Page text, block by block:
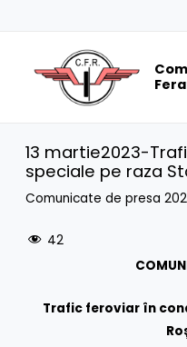
13 martie2023-
speciale pe raza
Comunicate de presa
42
Trafic feroviar în